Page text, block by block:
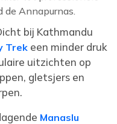
de Annapurnas.
bij Kathmandu
Trek een minder druk
uitzichten op
gletsjers en
Manaslu